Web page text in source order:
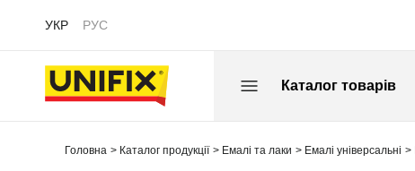
УКР РУС
Каталог товарів
Головна Каталог продукції Емалі та лаки Емалі універсальні